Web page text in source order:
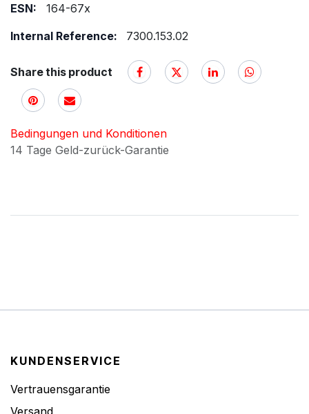
ESN:
164-67x
Internal Reference:
7300.153.02
Share this product
Bedingungen und Konditionen
14 Tage Geld-zurück-Garantie
KUNDENSERVICE
Vertrauensgarantie
Versand